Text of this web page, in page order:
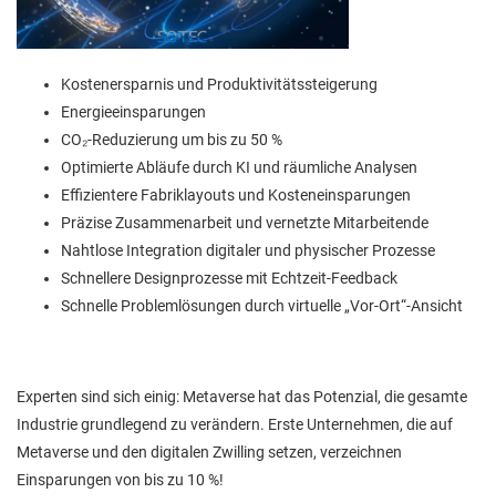
Kostenersparnis und Produktivitätssteigerung
Energieeinsparungen
CO₂-Reduzierung um bis zu 50 %
Optimierte Abläufe durch KI und räumliche Analysen
Effizientere Fabriklayouts und Kosteneinsparungen
Präzise Zusammenarbeit und vernetzte Mitarbeitende
Nahtlose Integration digitaler und physischer Prozesse
Schnellere Designprozesse mit Echtzeit-Feedback
Schnelle Problemlösungen durch virtuelle „Vor-Ort“-Ansicht
Experten sind sich einig: Metaverse hat das Potenzial, die gesamte
Industrie grundlegend zu verändern. Erste Unternehmen, die auf
Metaverse und den digitalen Zwilling setzen, verzeichnen
Einsparungen von bis zu 10 %!